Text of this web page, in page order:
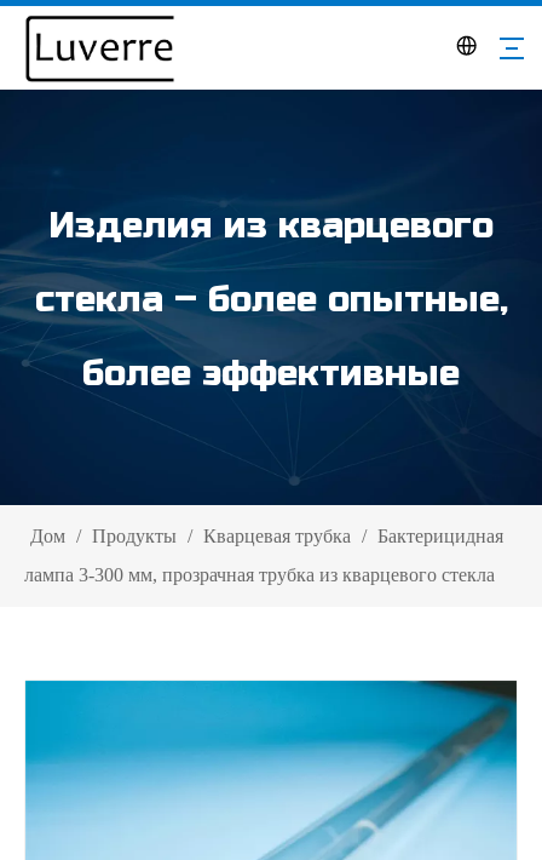
Изделия из кварцевого
стекла – более опытные,
более эффективные
Дом / Продукты / Кварцевая трубка / Бактерицидная
лампа 3-300 мм, прозрачная трубка из кварцевого стекла